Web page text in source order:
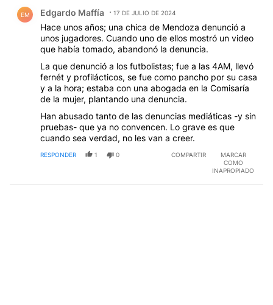
EM Edgardo Maffía 17 DE JULIO DE 2024
Hace unos años; una chica de Mendoza denunció a
unos jugadores. Cuando uno de ellos mostró un video
que había tomado, abandonó la denuncia.
La que denunció a los futbolistas; fue a las 4AM, llevó
fernét y profilácticos, se fue como pancho por su casa
y a la hora; estaba con una abogada en la Comisaría
de la mujer, plantando una denuncia.
Han abusado tanto de las denuncias mediáticas -y sin
pruebas- que ya no convencen. Lo grave es que
cuando sea verdad, no les van a creer.
RESPONDER 1 0 COMPARTIR
MARCAR
COMO
INAPROPIADO